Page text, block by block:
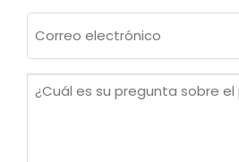
electrónico
¿Cuál